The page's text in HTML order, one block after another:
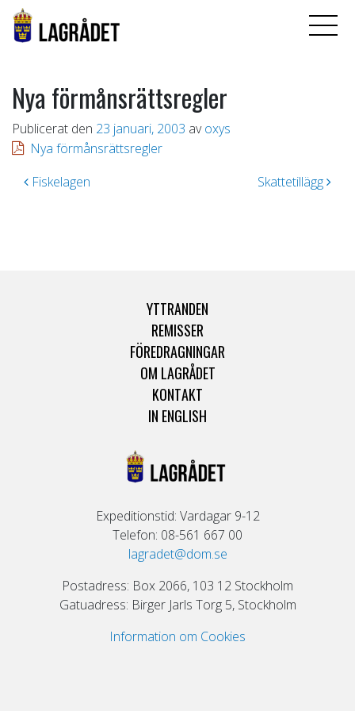
Nya förmånsrättsregler
Publicerat den 23 januari, 2003 av oxys
Nya förmånsrättsregler
Inläggsnavigering
Fiskelagen Skattetillägg
YTTRANDEN
REMISSER
FÖREDRAGNINGAR
OM LAGRÅDET
KONTAKT
IN ENGLISH
Expeditionstid: Vardagar 9-12
Telefon: 08-561 667 00
lagradet@dom.se
Postadress: Box 2066, 103 12 Stockholm
Gatuadress: Birger Jarls Torg 5, Stockholm
Information om Cookies